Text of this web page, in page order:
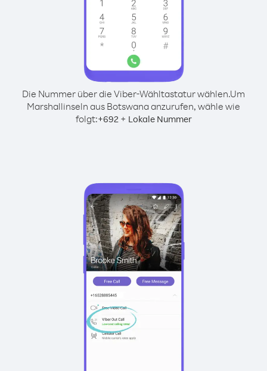
Die Nummer über die Viber-Wähltastatur wählen.Um
Marshallinseln aus Botswana anzurufen, wähle wie
folgt:+692+ Lokale Nummer